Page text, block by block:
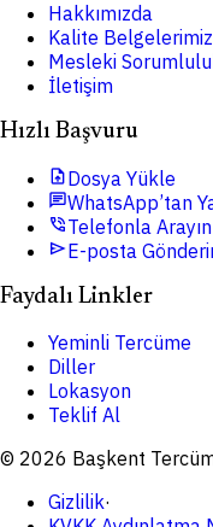
Hakkımızda
Kalite Belgelerimiz
Mesleki
İletişim
Hızlı Başvuru
upload_fileDosya Yükle
chatWhatsApp’tan
phone_in_talkTelefonla Arayın
sendE-posta
Faydalı Linkler
Yeminli Tercüme
Diller
Lokasyon
Teklif Al
© 2026 Başkent
Gizlilik·